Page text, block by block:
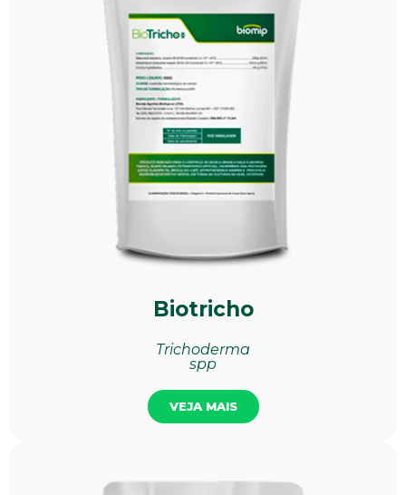
Biotricho
Trichoderma
spp
VEJA MAIS